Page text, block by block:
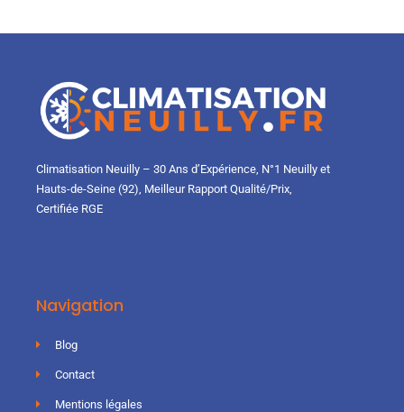
Climatisation Neuilly – 30 Ans d’Expérience, N°1 Neuilly et
Hauts-de-Seine (92), Meilleur Rapport Qualité/Prix,
Certifiée RGE
Navigation
Blog
Contact
Mentions légales